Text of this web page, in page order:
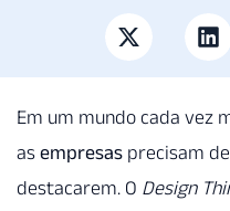
Em um mundo cada vez
as empresas precisam
destacarem. O Design